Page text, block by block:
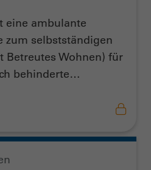
eine ambulante
zum selbstständigen
Betreutes Wohnen) für
behinderte…